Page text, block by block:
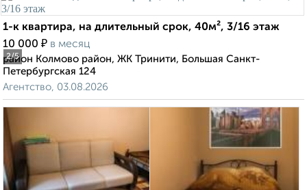
2/5
1-к квартира, на длительный срок, 40м², 3/16 этаж
10 000 ₽ в месяц
район Колмово район, ЖК Тринити, Большая Санкт-
Петербургская 124
Агентство, 03.08.2026